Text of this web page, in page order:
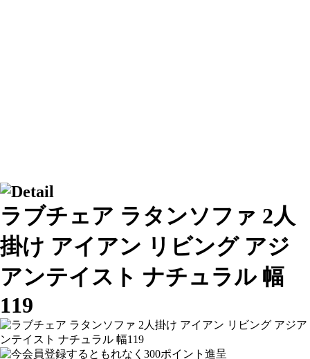
ラブチェア ラタンソファ 2人
掛け アイアン リビング アジ
アンテイスト ナチュラル 幅
119